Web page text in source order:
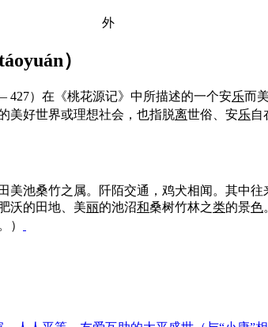
外
）
427）在《桃花源记》中所描述的一个安乐而
美好世界或理想社会，也指脱离世俗、安乐自
美池桑竹之属。阡陌交通，鸡犬相闻。其中
沃的田地、美丽的池沼和桑树竹林之类的景色
。）